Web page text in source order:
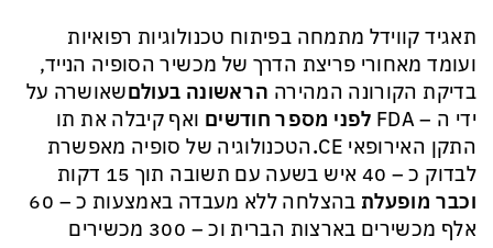
תאגיד קווידל מתמחה בפיתוח טכנולוגיות רפואיות
ועומד מאחורי פריצת הדרך של מכשיר הסופיה הנייד,
בדיקת הקורונה המהירה הראשונה בעולםשאושרה על
ידי ה –FDA לפני מספר חודשים ואף קיבלה את תו
התקן האירופאי CE
.הטכנולוגיה של סופיה מאפשרת
לבדוק כ – 40 איש בשעה עם תשובה תוך 15 דקות
וכבר מופעלת
בהצלחה ללא מעבדה באמצעות כ – 60
אלף מכשירים בארצות הברית וכ – 300 מכשירים